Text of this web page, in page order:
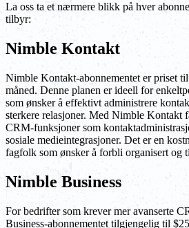
La oss ta et nærmere blikk på hver
tilbyr:
Nimble Kontakt
Nimble Kontakt-abonnementet er priset
måned. Denne planen er ideell for
som ønsker å effektivt administrere
sterkere relasjoner. Med Nimble Kontakt
CRM-funksjoner som
sosiale medieintegrasjoner. Det er en
fagfolk som ønsker å forbli organisert og
Nimble Business
For bedrifter som krever mer avanserte
Business-abonnementet tilgjengelig til